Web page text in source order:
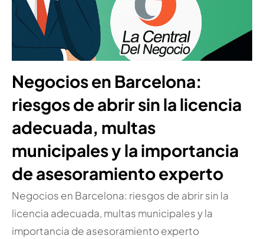
Negocios en Barcelona:
riesgos de abrir sin la licencia
adecuada, multas
municipales y la importancia
de asesoramiento experto
Negocios en Barcelona: riesgos de abrir sin la
licencia adecuada, multas municipales y la
importancia de asesoramiento experto